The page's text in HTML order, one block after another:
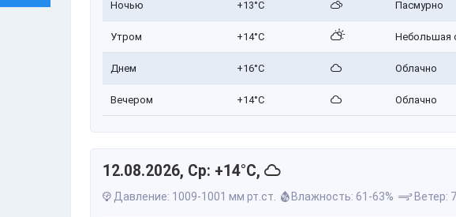
Ночью +13°C Пасмурно
Утром +14°C Небольшая
Днем +16°C Облачно
Вечером +14°C Облачно
12.08.2026, Ср: +14°C,
Давление: 1009-1001 мм рт.ст. Влажность: 61-63% Ветер: